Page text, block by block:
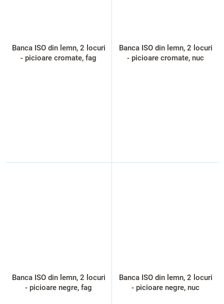
Banca ISO din lemn, 2 locuri
- picioare cromate, fag
Banca ISO din lemn, 2 locuri
- picioare cromate, nuc
Banca ISO din lemn, 2 locuri
- picioare negre, fag
Banca ISO din lemn, 2 locuri
- picioare negre, nuc